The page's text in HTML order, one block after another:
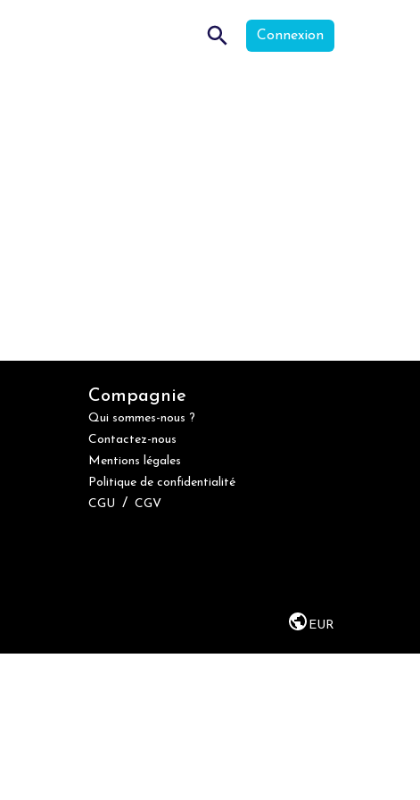
Connexion
Compagnie
Qui sommes-nous ?
Contactez-nous
Mentions légales
Politique de confidentialité
CGU / CGV
EUR